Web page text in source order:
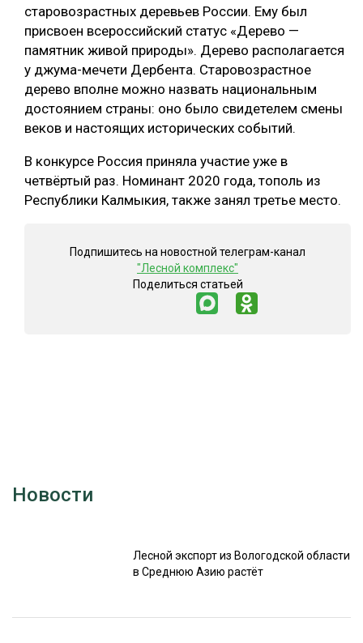
старовозрастных деревьев России. Ему был
присвоен всероссийский статус «Дерево —
памятник живой природы». Дерево располагается
у джума-мечети Дербента. Старовозрастное
дерево вполне можно назвать национальным
достоянием страны: оно было свидетелем смены
веков и настоящих исторических событий.
В конкурсе Россия приняла участие уже в
четвёртый раз. Номинант 2020 года, тополь из
Республики Калмыкия, также занял третье место.
Подпишитесь на новостной телеграм-канал
"Лесной комплекс"
Поделиться статьей
Новости
Лесной экспорт из Вологодской области
в Среднюю Азию растёт